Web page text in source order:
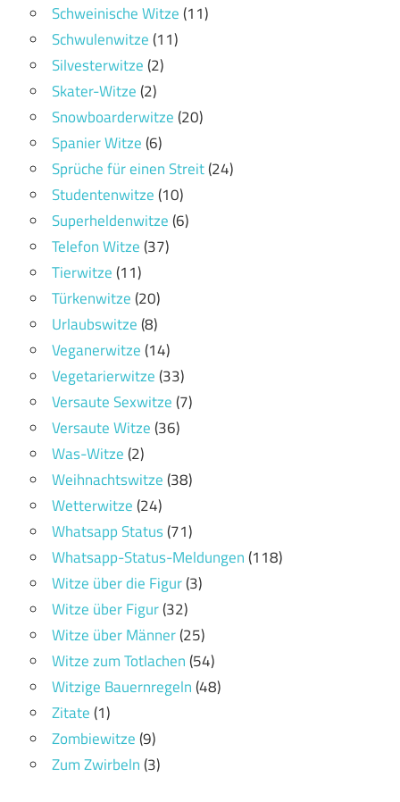
Schweinische Witze(11)
Schwulenwitze(11)
Silvesterwitze(2)
Skater-Witze(2)
Snowboarderwitze(20)
Spanier Witze(6)
Sprüche für einen Streit(24)
Studentenwitze(10)
Superheldenwitze(6)
Telefon Witze(37)
Tierwitze(11)
Türkenwitze(20)
Urlaubswitze(8)
Veganerwitze(14)
Vegetarierwitze(33)
Versaute Sexwitze(7)
Versaute Witze(36)
Was-Witze(2)
Weihnachtswitze(38)
Wetterwitze(24)
Whatsapp Status(71)
Whatsapp-Status-Meldungen(118)
Witze über die Figur(3)
Witze über Figur(32)
Witze über Männer(25)
Witze zum Totlachen(54)
Witzige Bauernregeln(48)
Zitate(1)
Zombiewitze(9)
Zum Zwirbeln(3)